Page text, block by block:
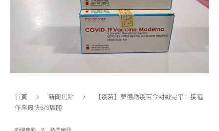
首頁 新聞焦點
【疫苗】莫德納疫苗今封緘完畢！接種
作業最快6/9展開